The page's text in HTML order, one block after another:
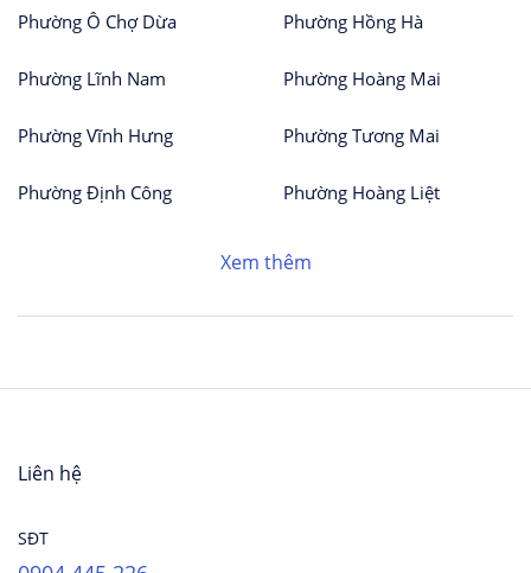
Phường Ô Chợ Dừa Phường Hồng Hà
Phường Lĩnh Nam Phường Hoàng Mai
Phường Vĩnh Hưng Phường Tương Mai
Phường Định Công Phường Hoàng Liệt
Xem thêm
Liên hệ
SĐT